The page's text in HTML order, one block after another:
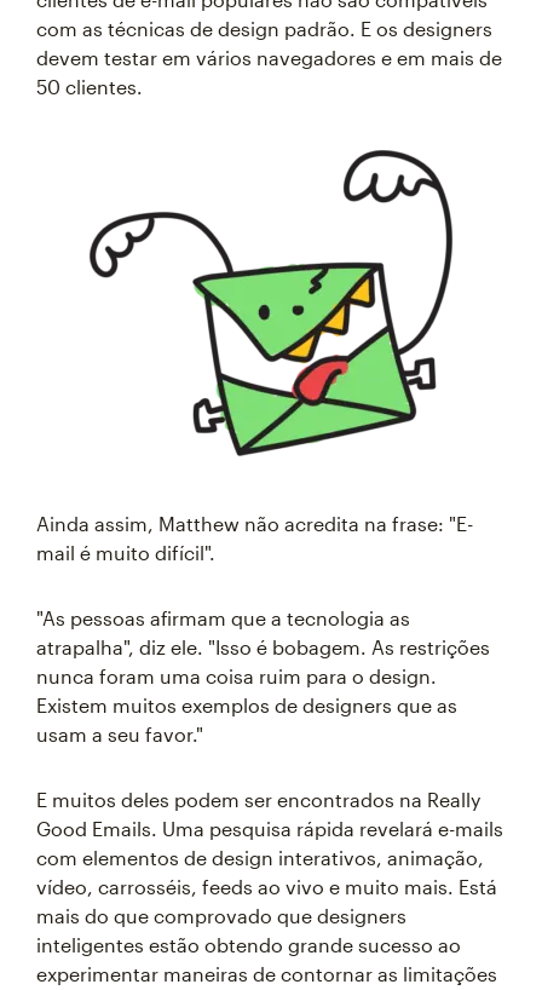
com as técnicas de design padrão. E os designers
devem testar em vários navegadores e em mais de
50 clientes.
Ainda assim, Matthew não acredita na frase: "E-
mail é muito difícil".
"As pessoas afirmam que a tecnologia as
atrapalha", diz ele. "Isso é bobagem. As restrições
nunca foram uma coisa ruim para o design.
Existem muitos exemplos de designers que as
usam a seu favor."
E muitos deles podem ser encontrados na Really
Good Emails. Uma pesquisa rápida revelará e-mails
com elementos de design interativos, animação,
vídeo, carrosséis, feeds ao vivo e muito mais. Está
mais do que comprovado que designers
inteligentes estão obtendo grande sucesso ao
experimentar maneiras de contornar as limitações